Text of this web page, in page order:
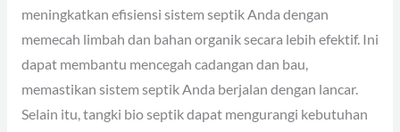
meningkatkan efisiensi sistem septik Anda dengan
memecah limbah dan bahan organik secara lebih efektif. Ini
dapat membantu mencegah cadangan dan bau,
memastikan sistem septik Anda berjalan dengan lancar.
Selain itu, tangki bio septik dapat mengurangi kebutuhan